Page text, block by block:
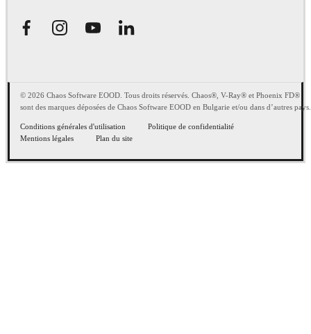
© 2026 Chaos Software EOOD. Tous droits réservés. Chaos®, V-Ray® et Phoenix FD®
sont des marques déposées de Chaos Software EOOD en Bulgarie et/ou dans d’autres pays.
Conditions générales d'utilisation
Politique de confidentialité
Mentions légales
Plan du site